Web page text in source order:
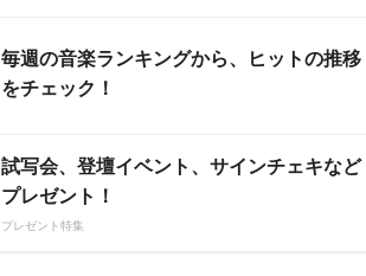
毎週の音楽ランキングから、ヒットの推移
をチェック！
試写会、登壇イベント、サインチェキなど
プレゼント！
プレゼント特集